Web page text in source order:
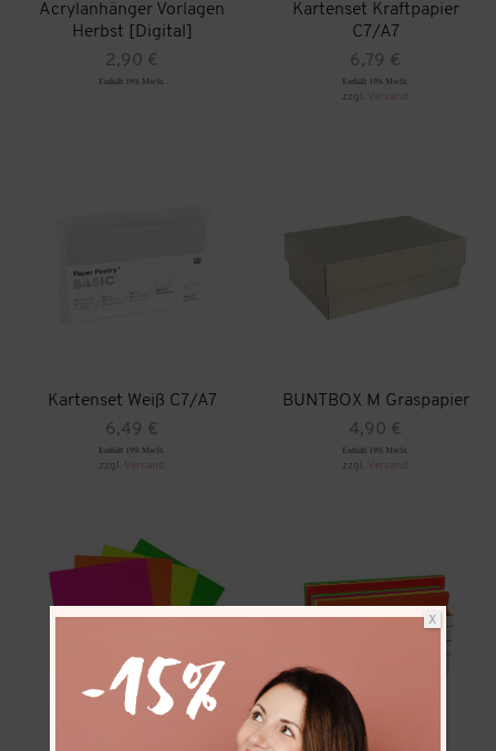
Acrylanhänger Vorlagen
Herbst [Digital]
2,90 €
Enthält 19% MwSt.
Kartenset Kraftpapier
C7/A7
6,79 €
Enthält 19% MwSt.
zzgl. Versand
Kartenset Weiß C7/A7
6,49 €
Enthält 19% MwSt.
zzgl. Versand
BUNTBOX M Graspapier
4,90 €
Enthält 19% MwSt.
zzgl. Versand
X